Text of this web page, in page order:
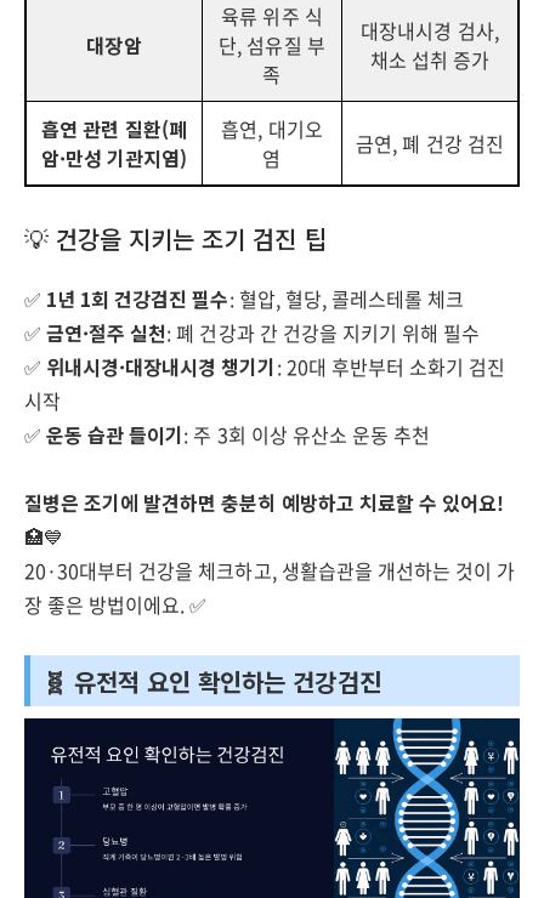
대장암
육류 위주 식
단, 섬유질 부
족
대장내시경 검사,
채소 섭취 증가
흡연 관련 질환(폐
암·만성 기관지염)
흡연, 대기오
염
금연, 폐 건강 검진
💡 건강을 지키는 조기 검진 팁
✅ 1년 1회 건강검진 필수: 혈압, 혈당, 콜레스테롤 체크
✅금연·절주 실천: 폐 건강과 간 건강을 지키기 위해 필수
✅ 위내시경·대장내시경 챙기기: 20대 후반부터 소화기 검진
시작
✅운동 습관 들이기: 주 3회 이상 유산소 운동 추천
질병은 조기에 발견하면 충분히 예방하고 치료할 수 있어요!
🏥💙
20·30대부터 건강을 체크하고, 생활습관을 개선하는 것이 가
장 좋은 방법이에요. ✅
🧬 유전적 요인 확인하는 건강검진